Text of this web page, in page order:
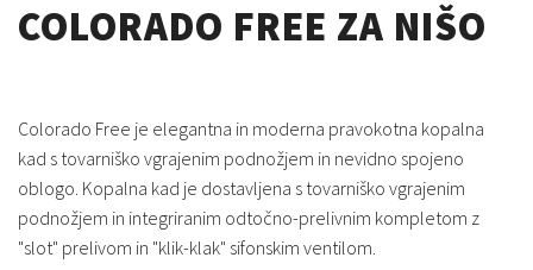
COLORADO FREE ZA NIŠO
Colorado Free je elegantna in moderna pravokotna kopalna
kad s tovarniško vgrajenim podnožjem in nevidno spojeno
oblogo. Kopalna kad je dostavljena s tovarniško vgrajenim
podnožjem in integriranim odtočno-prelivnim kompletom z
"slot" prelivom in "klik-klak" sifonskim ventilom.